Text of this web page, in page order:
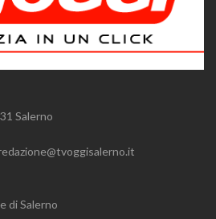
Salerno
di Salerno